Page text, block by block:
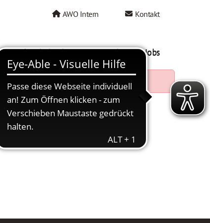
AWO Intern Kontakt
AWO als Arbeitgeber Mein AWO Jobs